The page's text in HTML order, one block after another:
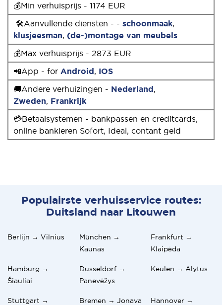
💰Min verhuisprijs - 1174 EUR
🛠Aanvullende diensten - - schoonmaak,
klusjeesman, (de-)montage van meubels
💰Max verhuisprijs - 2873 EUR
📲App - for Android, IOS
🚚Andere verhuizingen - Nederland,
Zweden, Frankrijk
💳Betaalsystemen - bankpassen en creditcards,
online bankieren Sofort, Ideal, contant geld
Populairste verhuisservice routes:
Duitsland naar Litouwen
Berlijn → Vilnius
München →
Kaunas
Frankfurt →
Klaipėda
Hamburg →
Šiauliai
Düsseldorf →
Panevėžys
Keulen → Alytus
Stuttgart →
Bremen → Jonava
Hannover →